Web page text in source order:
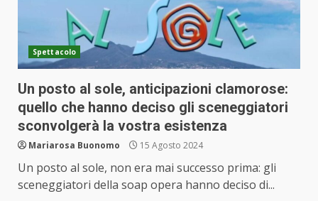
Spettacolo
Un posto al sole, anticipazioni clamorose:
quello che hanno deciso gli sceneggiatori
sconvolgerà la vostra esistenza
Mariarosa Buonomo 15 Agosto 2024
Un posto al sole, non era mai successo prima: gli
sceneggiatori della soap opera hanno deciso di...